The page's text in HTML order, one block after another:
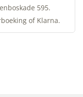
595.
of Klarna.